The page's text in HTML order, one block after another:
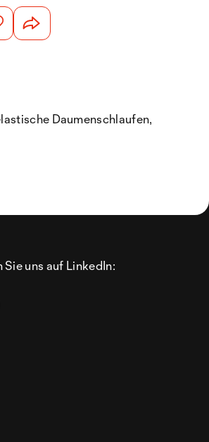
Daumenschlaufen,
Sie uns auf LinkedIn: